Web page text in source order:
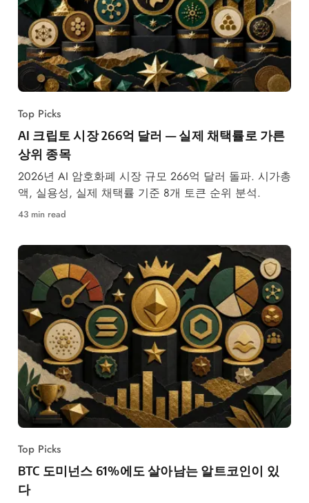
Top Picks
AI 크립토 시장 266억 달러 — 실제 채택률로 가른
상위 종목
2026년 AI 암호화폐 시장 규모 266억 달러 돌파. 시가총
액, 실용성, 실제 채택률 기준 8개 토큰 순위 분석.
43 min read
Top Picks
BTC 도미넌스 61%에도 살아남는 알트코인이 있
다